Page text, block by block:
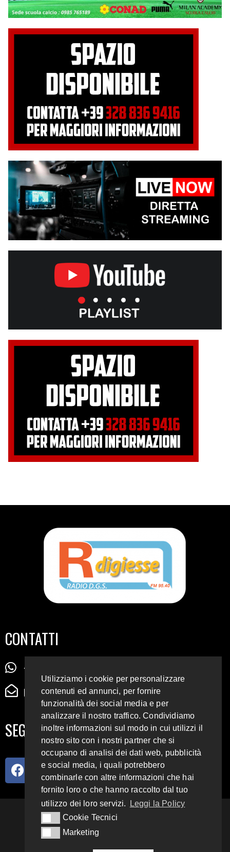
CONTATTI
+39 345 72 72 88 5
radiodigiesse@gmail.com
SEGUICI SUI SOCIAL
93.4 E 95.3 FM
Utilizziamo i cookie per personalizzare
contenuti ed annunci, per fornire
funzionalità dei social media e per
analizzare il nostro traffico. Condividiamo
inoltre informazioni sul modo in cui utilizzi il
nostro sito con i nostri partner che si
occupano di analisi dei dati web, pubblicità
e social media, i quali potrebbero
combinarle con altre informazioni che hai
fornito loro o che hanno raccolto dal tuo
utilizzo dei loro servizi.
Leggi la Policy
Cookie Tecnici
Cookie Tecnici
MarketingMarketing